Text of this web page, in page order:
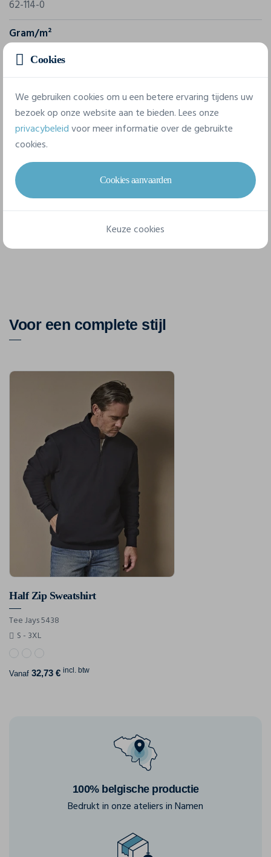
62-114-0
Gram/m²
Samenstelling
80% coton / 20% polyester
6 beschikbare maten
XL XXL
Voor een complete stijl
Half Zip Sweatshirt
Tee Jays 5438
S - 3XL
Vanaf 32,73 € incl. btw
100% belgische productie
Bedrukt in onze ateliers in Namen
Cookies
We gebruiken cookies om u een betere ervaring tijdens uw
bezoek op onze website aan te bieden. Lees onze
privacybeleidvoor meer informatie over de gebruikte
cookies.
Cookies aanvaarden
Keuze cookies